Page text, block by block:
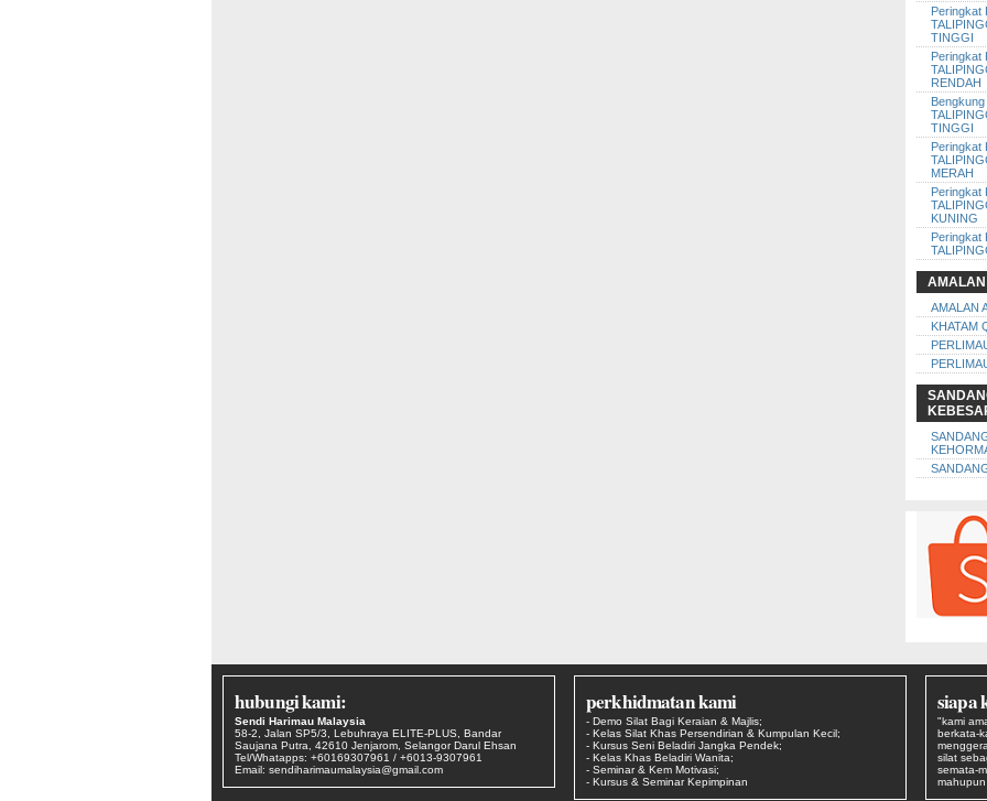
Peringkat
TINGGI
Peringkat
RENDAH
Bengkung
TINGGI
Peringkat
MERAH
Peringkat
KUNING
Peringkat
AMALAN
KHATAM
hubungi kami:
Sendi Harimau Malaysia
58-2, Jalan SP5/3, Lebuhraya ELITE-PLUS, Bandar
Saujana Putra, 42610 Jenjarom, Selangor Darul Ehsan
Tel/Whatapps: +60169307961 / +6013-9307961
Email: sendiharimaumalaysia@gmail.com
perkhidmatan kami
- Demo Silat Bagi Keraian & Majlis;
- Kelas Silat Khas Persendirian & Kumpulan Kecil;
- Kursus Seni Beladiri Jangka Pendek;
- Kelas Khas Beladiri Wanita;
- Seminar & Kem Motivasi;
- Kursus & Seminar Kepimpinan
siapa
"kami
berkata-
silat
semata-